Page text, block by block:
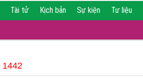
Tài tử Kịch bản Sự kiện Tư liệu
1442